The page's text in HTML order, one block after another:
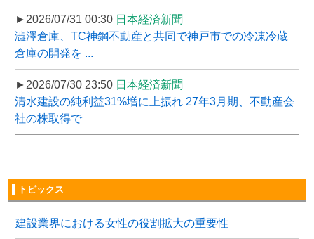
►2026/07/31 00:30 日本経済新聞
澁澤倉庫、TC神鋼不動産と共同で神戸市での冷凍冷蔵
倉庫の開発を ...
►2026/07/30 23:50 日本経済新聞
清水建設の純利益31%増に上振れ 27年3月期、不動産会
社の株取得で
▌トピックス
建設業界における女性の役割拡大の重要性